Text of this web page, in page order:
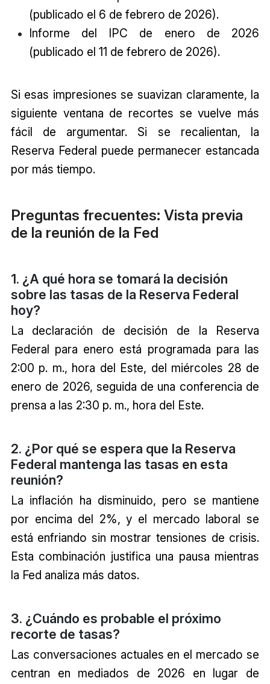
(publicado el 6 de febrero de 2026).
Informe del IPC de enero de 2026
(publicado el 11 de febrero de 2026).
Si esas impresiones se suavizan claramente, la
siguiente ventana de recortes se vuelve más
fácil de argumentar. Si se recalientan, la
Reserva Federal puede permanecer estancada
por más tiempo.
Preguntas frecuentes: Vista previa
de la reunión de la Fed
1. ¿A qué hora se tomará la decisión
sobre las tasas de la Reserva Federal
hoy?
La declaración de decisión de la Reserva
Federal para enero está programada para las
2:00 p. m., hora del Este, del miércoles 28 de
enero de 2026, seguida de una conferencia de
prensa a las 2:30 p. m., hora del Este.
2. ¿Por qué se espera que la Reserva
Federal mantenga las tasas en esta
reunión?
La inflación ha disminuido, pero se mantiene
por encima del 2%, y el mercado laboral se
está enfriando sin mostrar tensiones de crisis.
Esta combinación justifica una pausa mientras
la Fed analiza más datos.
3. ¿Cuándo es probable el próximo
recorte de tasas?
Las conversaciones actuales en el mercado se
centran en mediados de 2026 en lugar de